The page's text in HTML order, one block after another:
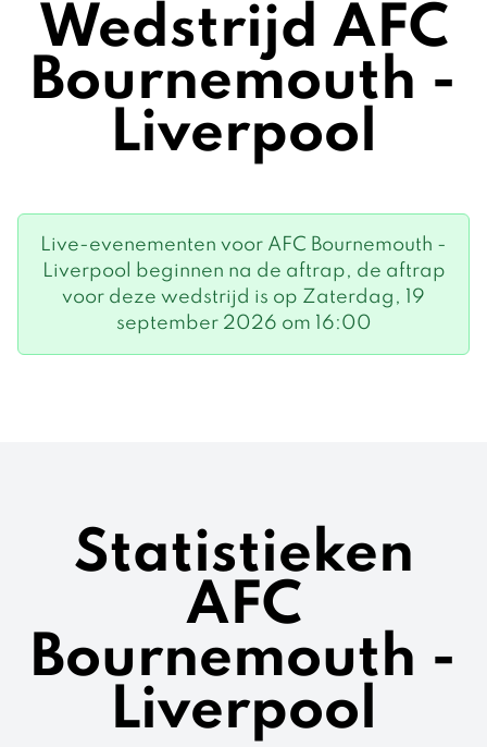
Wedstrijd AFC
Bournemouth -
Liverpool
Live-evenementen voor AFC Bournemouth -
Liverpool beginnen na de aftrap, de aftrap
voor deze wedstrijd is op Zaterdag, 19
september 2026 om 16:00
Statistieken
AFC
Bournemouth -
Liverpool